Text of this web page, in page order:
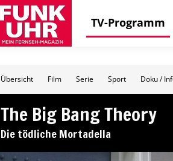
TV-Programm
Übersicht Film Serie Sport Doku /
The Big Bang Theory
Die tödliche Mortadella